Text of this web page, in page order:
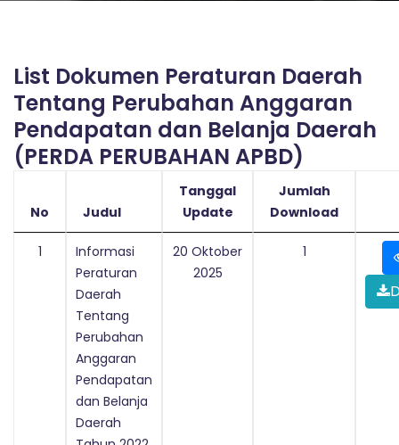
List Dokumen Peraturan Daerah
Tentang Perubahan Anggaran
Pendapatan dan Belanja Daerah
(PERDA PERUBAHAN APBD)
No Judul
Tanggal
Update
Jumlah
Download
1
Informasi
Peraturan
Daerah
Tentang
Perubahan
Anggaran
Pendapatan
dan Belanja
Daerah
20 Oktober
2025
1